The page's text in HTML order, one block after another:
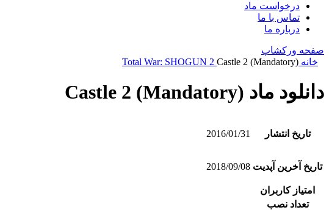
درخواست ماد
تماس با ما
درباره ما
صفحه ورکشاپ
خانه
Total War: SHOGUN 2 Castle 2 (Mandatory)
دانلود ماد Castle 2 (Mandatory)
تاریخ انتشار 2016/01/31
تاریخ آخرین آپدیت 2018/09/08
امتیاز کاربران
تعداد نصب